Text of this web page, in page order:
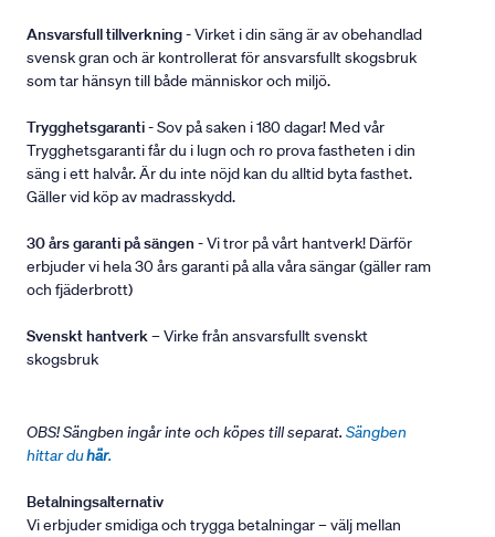
Ansvarsfull tillverkning- Virket i din säng är av obehandlad
svensk gran och är kontrollerat för ansvarsfullt skogsbruk
som tar hänsyn till både människor och miljö.
Trygghetsgaranti- Sov på saken i 180 dagar! Med vår
Trygghetsgaranti får du i lugn och ro prova fastheten i din
säng i ett halvår. Är du inte nöjd kan du alltid byta fasthet.
Gäller vid köp av madrasskydd.
30 års garanti på sängen - Vi tror på vårt hantverk! Därför
erbjuder vi hela 30 års garanti på alla våra sängar (gäller ram
och fjäderbrott)
Svenskt hantverk– Virke från ansvarsfullt svenskt
skogsbruk
OBS! Sängben ingår inte och köpes till separat. Sängben
hittar duhär.
Betalningsalternativ
Vi erbjuder smidiga och trygga betalningar – välj mellan